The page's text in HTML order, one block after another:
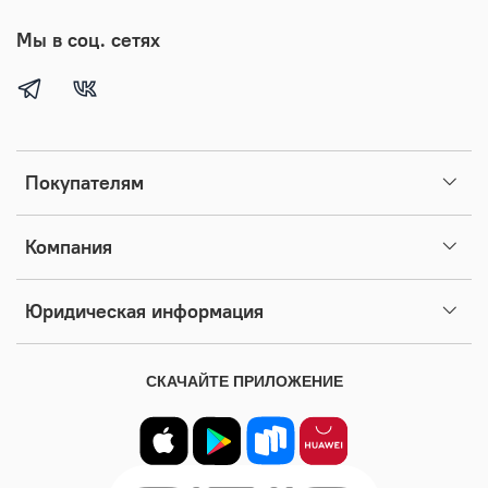
Покупателям
Компания
Юридическая информация
Мы в соц. сетях
СКАЧАЙТЕ ПРИЛОЖЕНИЕ